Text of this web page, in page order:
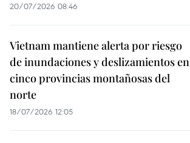
20/07/2026 08:46
Vietnam mantiene alerta por riesgo
de inundaciones y deslizamientos en
cinco provincias montañosas del
norte
18/07/2026 12:05